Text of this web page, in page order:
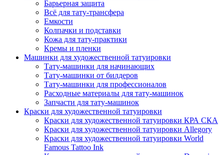
Барьерная защита
Всё для тату-трансфера
Емкости
Колпачки и подставки
Кожа для тату-практики
Кремы и пленки
Машинки для художественной татуировки
Тату-машинки для начинающих
Тату-машинки от билдеров
Тату-машинки для профессионалов
Расходные материалы для тату-машинок
Запчасти для тату-машинок
Краски для художественной татуировки
Краски для художественной татуировки КРА СКА
Краски для художественной татуировки Allegory
Краски для художественной татуировки World
Famous Tattoo Ink